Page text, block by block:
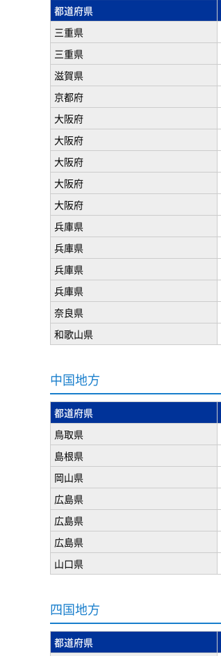
都道府県
三重県
三重県
滋賀県
京都府
大阪府
大阪府
大阪府
大阪府
大阪府
兵庫県
兵庫県
兵庫県
兵庫県
奈良県
和歌山県
中国地方
都道府県
鳥取県
島根県
岡山県
広島県
広島県
広島県
山口県
四国地方
都道府県